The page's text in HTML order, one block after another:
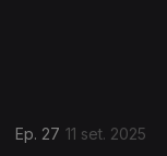
Ep. 27 11 set. 2025